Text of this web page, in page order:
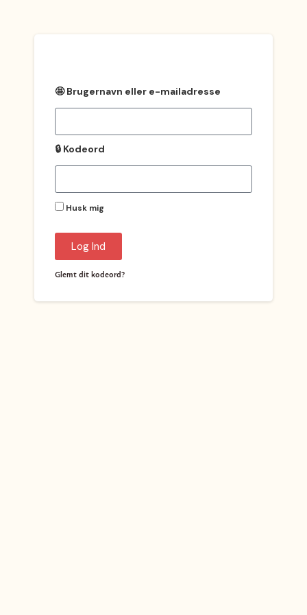
🤩 Brugernavn eller e-mailadresse
🔒 Kodeord
Husk mig
Log Ind
Glemt dit kodeord?